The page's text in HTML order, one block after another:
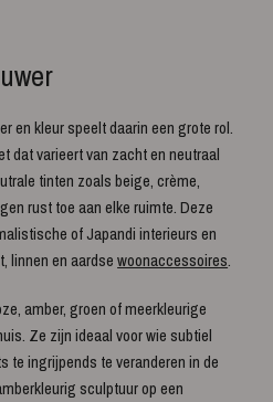
en kleur speelt daarin een grote rol.
dat varieert van zacht en neutraal
tinten zoals beige, crème,
rust toe aan elke ruimte. Deze
of Japandi interieurs en
linnen en aardsewoonaccessoires.
amber, groen of meerkleurige
Ze zijn ideaal voor wie subtiel
te ingrijpends te veranderen in de
sculptuur op een